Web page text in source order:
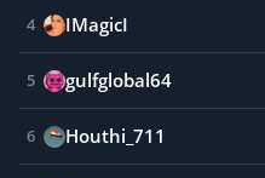
4 IMagicI
5 gulfglobal64
6 Houthi_711